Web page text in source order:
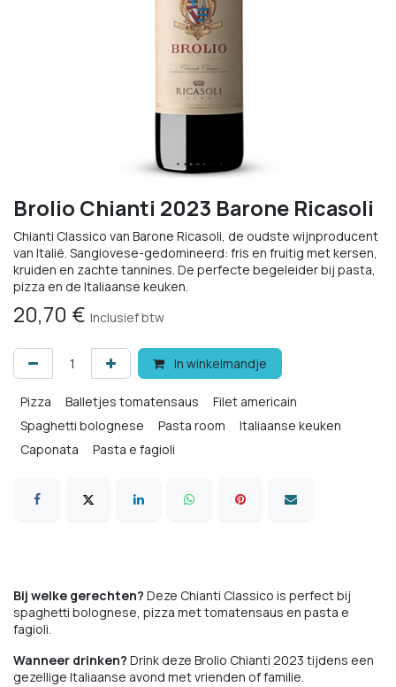
Brolio Chianti 2023 Barone Ricasoli
Chianti Classico van Barone Ricasoli, de oudste wijnproducent
van Italië. Sangiovese-gedomineerd: fris en fruitig met kersen,
kruiden en zachte tannines. De perfecte begeleider bij pasta,
pizza en de Italiaanse keuken.
20,70 € Inclusief btw
In winkelmandje
Pizza Balletjes tomatensaus
Filet americain
Spaghetti bolognese
Pasta room
Italiaanse keuken
Caponata
Pasta e fagioli
Bij welke gerechten? Deze Chianti Classico is perfect bij
spaghetti bolognese, pizza met tomatensaus en pasta e
fagioli.
Wanneer drinken? Drink deze Brolio Chianti 2023 tijdens een
gezellige Italiaanse avond met vrienden of familie.